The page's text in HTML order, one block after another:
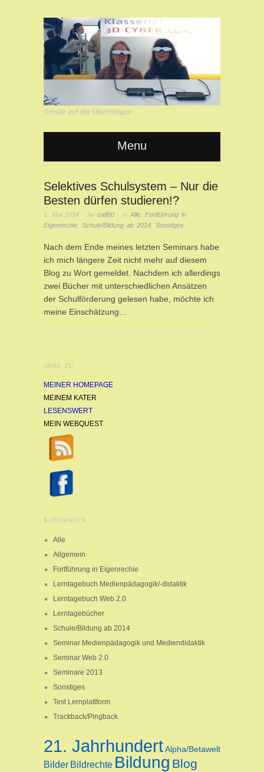
Schule auf der Überholspur
Menu
Selektives Schulsystem – Nur die
Besten dürfen studieren!?
1. Mai 2014 · by cafi80 · in Alle, Fortführung in
Eigenrechie, Schule/Bildung ab 2014, Sonstiges
Nach dem Ende meines letzten Seminars habe
ich mich längere Zeit nicht mehr auf diesem
Blog zu Wort gemeldet. Nachdem ich allerdings
zwei Bücher mit unterschiedlichen Ansätzen
der Schulförderung gelesen habe, möchte ich
meine Einschätzung…
GEHE ZU
MEINER HOMEPAGE
MEINEM KATER
LESENSWERT
MEIN WEBQUEST
KATEGORIEN
Alle
Allgemein
Fortführung in Eigenrechie
Lerntagebuch Medienpädagogik/-didaktik
Lerntagebuch Web 2.0
Lerntagebücher
Schule/Bildung ab 2014
Seminar Medienpädagogik und Mediendidaktik
Seminar Web 2.0
Seminare 2013
Sonstiges
Test Lernplattform
Trackback/Pingback
21. JahrhundertAlpha/Betawelt
Bilder Bildrechte Bildung Blog